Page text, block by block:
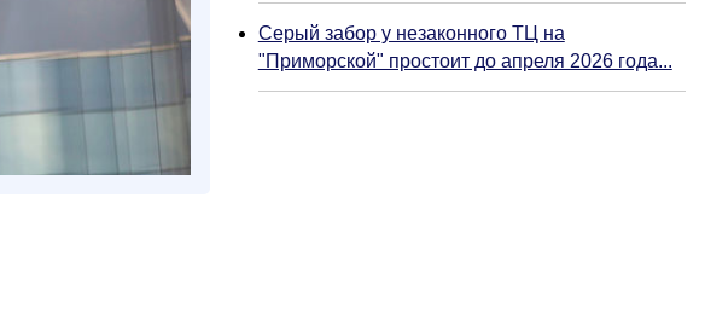
Серый забор у незаконного ТЦ на
"Приморской" простоит до апреля 2026 года...